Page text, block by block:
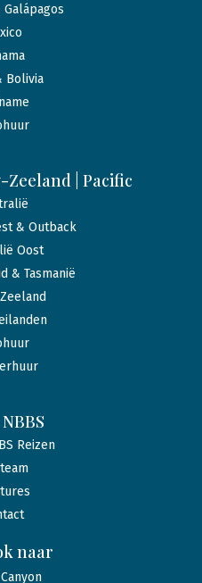
Galápagos
Bolivia
| Pacific
& Outback
Oost
& Tasmanië
Reizen
naar